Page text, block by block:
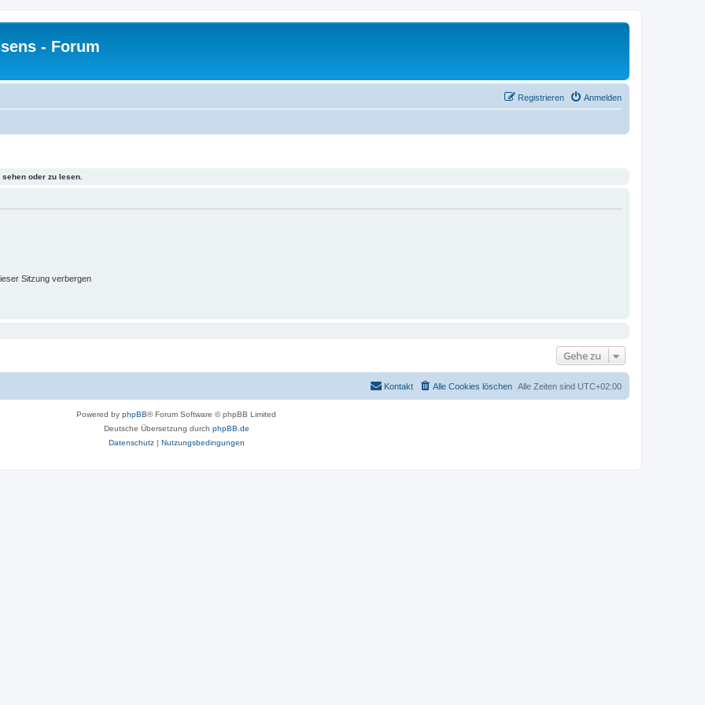
- Forum
Anmelden
Registrieren
oder zu lesen.
Sitzung verbergen
Gehe zu
Alle Zeiten sind UTC+02:00
Alle Cookies löschen
Kontakt
Powered by phpBB® Forum Software © phpBB Limited
Deutsche Übersetzung durch phpBB.de
Datenschutz| Nutzungsbedingungen